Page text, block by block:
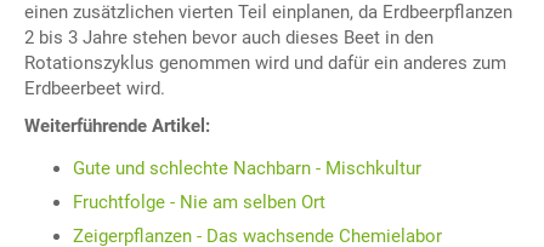
einen zusätzlichen vierten Teil einplanen, da Erdbeerpflanzen
2 bis 3 Jahre stehen bevor auch dieses Beet in den
Rotationszyklus genommen wird und dafür ein anderes zum
Erdbeerbeet wird.
Weiterführende Artikel:
Gute und schlechte Nachbarn - Mischkultur
Fruchtfolge - Nie am selben Ort
Zeigerpflanzen - Das wachsende Chemielabor